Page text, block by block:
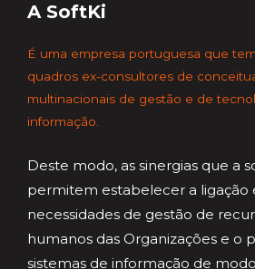
A SoftKi
É uma empresa portuguesa que
quadros ex-consultores de
multinacionais de gestão e de
informação.
Deste modo, as sinergias que a
permitem estabelecer a ligação
necessidades de gestão de
humanos das Organizações e o
sistemas de informação de